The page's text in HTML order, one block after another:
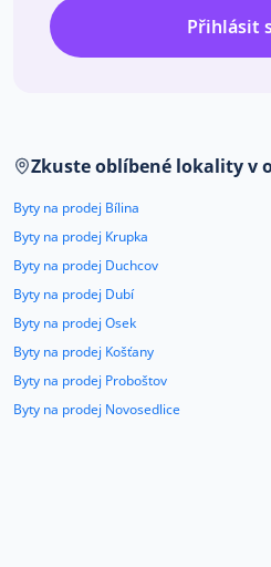
Přehled realitních
O nás
Kariéra
Kontakt
Přihlásit
Zkuste oblíbené lokality v
Byty na prodej Bílina
Byty na prodej Krupka
Byty na prodej Duchcov
Byty na prodej Dubí
Byty na prodej Osek
Byty na prodej Košťany
Byty na prodej Proboštov
Byty na prodej Novosedlice